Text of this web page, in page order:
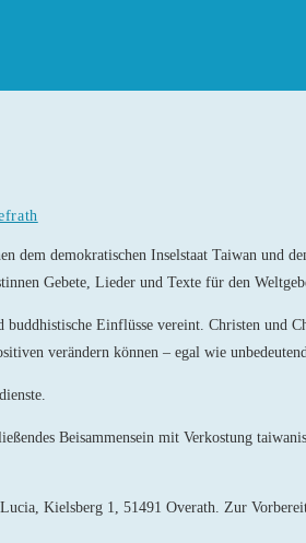
dem demokratischen Inselstaat Taiwan
Gebete, Lieder und Texte für den
Einflüsse vereint. Christen und
verändern können – egal wie
Beisammensein mit Verkostung
Kielsberg 1, 51491 Overath. Zur